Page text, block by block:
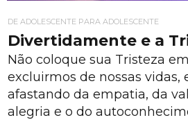
DE ADOLESCENTE PARA ADOLESCENTE
Divertidamente e a
Não coloque sua Tristeza
excluirmos de nossas vidas,
afastando da empatia, da
alegria e o do